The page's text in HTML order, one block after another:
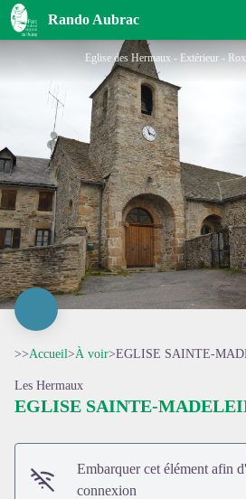
Rando Aubrac
EGLISE SAINTE-MADELEINE
>>Accueil>À voir>EGLISE SAINTE-
Les Hermaux
EGLISE SAINTE-
Embarquer cet élément afin
connexion